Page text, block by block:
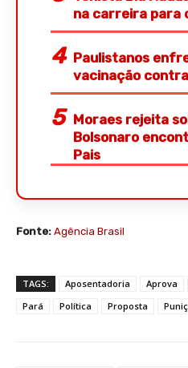
na carreira para
Paulistanos
vacinação
Moraes rejeita
Bolsonaro
Pais
Fonte: Agência Brasil
TAGS: Aposentadoria Aprova
Pará
Política Proposta